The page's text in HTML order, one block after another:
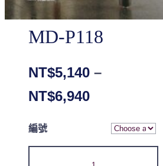
MD-P118
NT$5,140 –
NT$6,940
編號